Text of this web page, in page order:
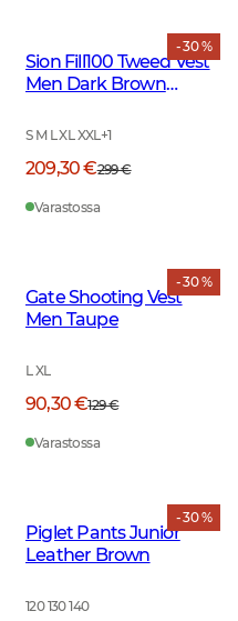
- 30 %
Sion Fill100 Tweed Vest
Men Dark Brown
S M L XL XXL+1
209,30 €299 €
Varastossa
- 30 %
Gate Shooting Vest
Men Taupe
L XL
90,30 €129 €
Varastossa
- 30 %
Piglet Pants Junior
Leather Brown
120 130 140